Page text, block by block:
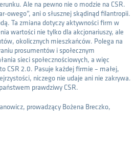
Ale na pewno nie o modzie na CSR.
owego”, ani o słusznej skądinąd filantropii.
Ta zmiana dotyczy aktywności firm w
wartości nie tylko dla akcjonariuszy, ale
okolicznych mieszkańców. Polega na
prosumentów i społecznym
sieci społecznościowych, a więc
CSR 2.0. Pasuje każdej firmie – małej,
niczego nie udaje ani nie zakrywa.
prawdziwy CSR.
prowadzący Bożena Breczko,